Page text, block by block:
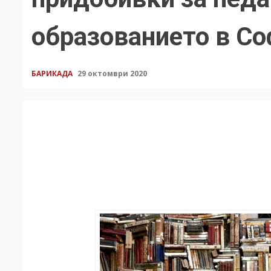
образованието в
БАРИКАДА 29 октомври 2020